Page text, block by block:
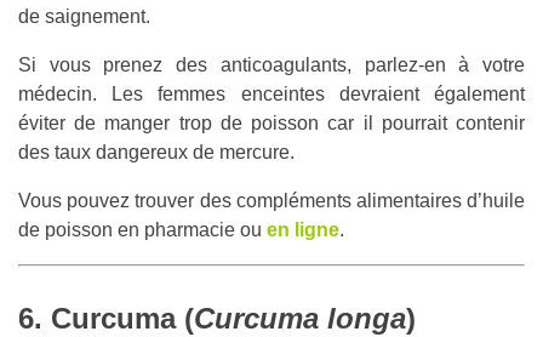
de saignement.
Si vous prenez des anticoagulants, parlez-en à votre
médecin. Les femmes enceintes devraient également
éviter de manger trop de poisson car il pourrait contenir
des taux dangereux de mercure.
Vous pouvez trouver des compléments alimentaires d’huile
de poisson en pharmacie ou en ligne.
6. Curcuma (Curcuma longa)